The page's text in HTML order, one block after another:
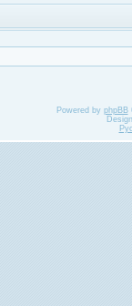
Powered by phpBB